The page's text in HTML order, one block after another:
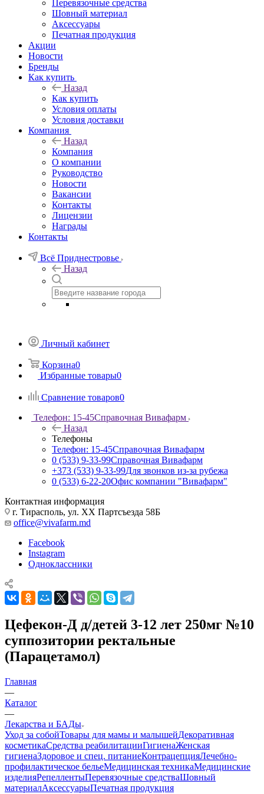
Перевязочные средства
Шовный материал
Аксессуары
Печатная продукция
Акции
Новости
Бренды
Как купить
Назад
Как купить
Условия оплаты
Условия доставки
Компания
Назад
Компания
О компании
Руководство
Новости
Вакансии
Контакты
Лицензии
Награды
Контакты
Всё Приднестровье
Назад
Личный кабинет
Корзина0
Избранные товары0
Сравнение товаров0
Телефон: 15-45Справочная Вивафарм
Назад
Телефоны
Телефон: 15-45Справочная Вивафарм
0 (533) 9-33-99Справочная Вивафарм
+373 (533) 9-33-99Для звонков из-за рубежа
0 (533) 6-22-20Офис компании "Вивафарм"
Контактная информация
г. Тирасполь, ул. ХХ Партсъезда 58Б
office@vivafarm.md
Facebook
Instagram
Одноклассники
Цефекон-Д д/детей 3-12 лет 250мг №10
суппозитории ректальные
(Парацетамол)
Главная
—
Каталог
—
Лекарства и БАДы
Уход за собойТовары для мамы и малышейДекоративная
косметикаСредства реабилитацииГигиенаЖенская
гигиенаЗдоровое и спец. питаниеКонтрацепцияЛечебно-
профилактическое бельеМедицинская техникаМедицинские
изделияРепеллентыПеревязочные средстваШовный
материалАксессуарыПечатная продукция